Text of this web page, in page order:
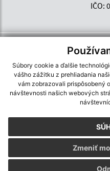
Súbory cookie a ďalšie
vášho zážitku z prehliadania
vám zobrazovali prispôsobený
návštevnosti našich webových
Zmeniť
IČO: